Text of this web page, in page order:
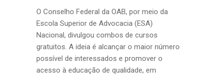
O Conselho Federal da OAB, por meio da
Escola Superior de Advocacia (ESA)
Nacional, divulgou combos de cursos
gratuitos. A ideia é alcançar o maior número
possível de interessados e promover o
acesso à educação de qualidade, em